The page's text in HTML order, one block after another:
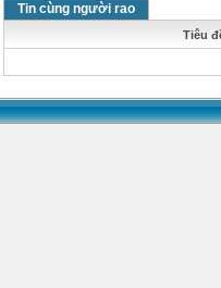
Tin cùng người rao
Tiêu